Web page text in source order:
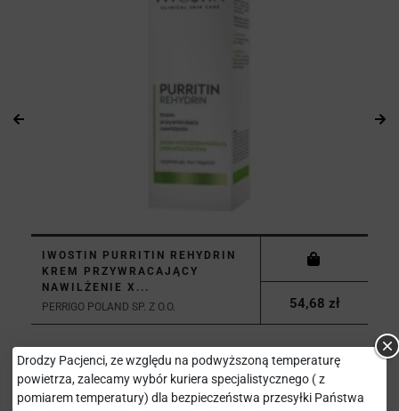
IWOSTIN PURRITIN REHYDRIN
KREM PRZYWRACAJĄCY
NAWILŻENIE X...
PERRIGO POLAND SP. Z O.O.
54,68 zł
Drodzy Pacjenci, ze względu na podwyższoną temperaturę
powietrza, zalecamy wybór kuriera specjalistycznego ( z
pomiarem temperatury) dla bezpieczeństwa przesyłki Państwa